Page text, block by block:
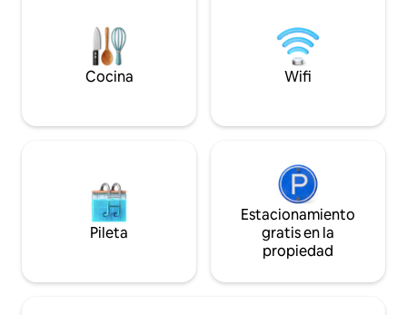
estrellas!
Cocina Wifi
Pileta
Estacionamiento
gratis en la
propiedad